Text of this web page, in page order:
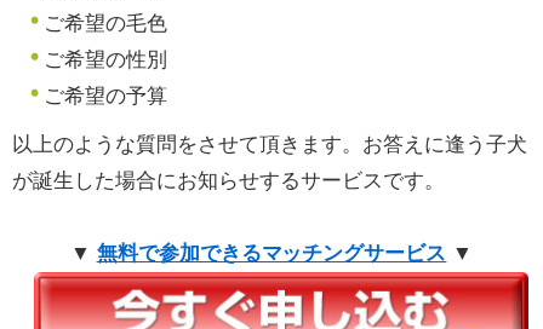
ご希望の毛色
ご希望の性別
ご希望の予算
以上のような質問をさせて頂きます。お答えに逢う子犬
が誕生した場合にお知らせするサービスです。
▼ 無料で参加できるマッチングサービス ▼